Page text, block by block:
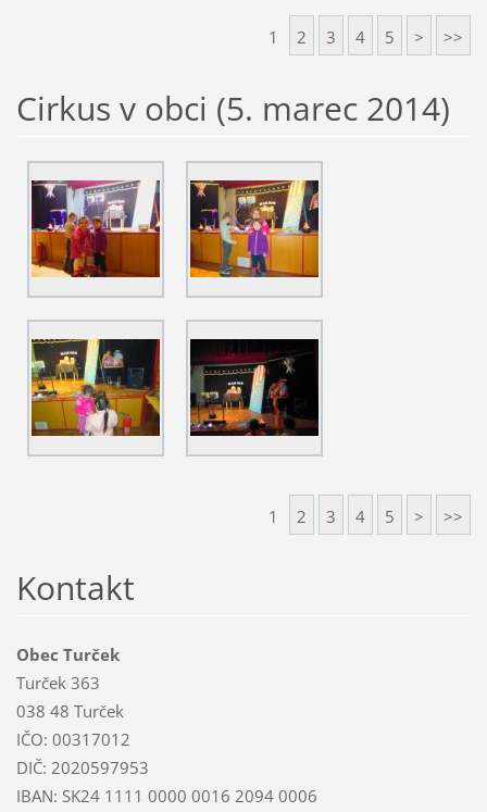
1 2 3 4 5 > >>
Cirkus v obci (5. marec 2014)
1 2 3 4 5 > >>
Kontakt
Obec Turček
Turček 363
038 48 Turček
IČO: 00317012
DIČ: 2020597953
IBAN: SK24 1111 0000 0016 2094 0006